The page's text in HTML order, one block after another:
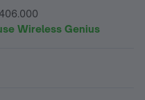
Wireless Genius